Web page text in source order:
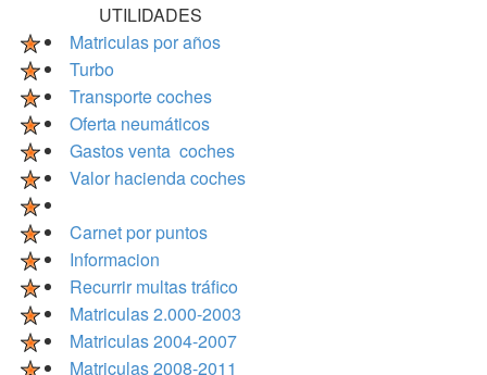
UTILIDADES
Matriculas por años
Turbo
Transporte coches
Oferta neumáticos
Gastos venta coches
Valor hacienda coches
Carnet por puntos
Informacion
Recurrir multas tráfico
Matriculas 2.000-2003
Matriculas 2004-2007
Matriculas 2008-2011